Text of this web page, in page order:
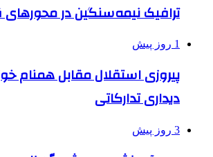
ترافیک نیمه‌سنگین در محورهای
1 روز پیش
پیروزی استقلال مقابل همنام
دیداری تدارکاتی
3 روز پیش